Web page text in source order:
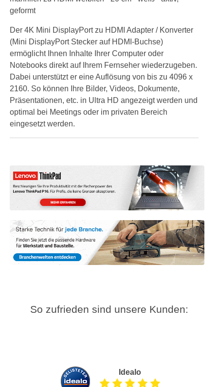
geformt
Der 4K Mini DisplayPort zu HDMI Adapter / Konverter
(Mini DisplayPort Stecker auf HDMI-Buchse)
ermöglicht Ihnen Inhalte Ihrer Computer oder
Notebooks direkt auf Ihrem Fernseher wiederzugeben.
Dabei unterstützt er eine Auflösung von bis zu 4096 x
2160. So können Ihre Bilder, Videos, Dokumente,
Präsentationen, etc. in Ultra HD angezeigt werden und
optimal bei Meetings oder im privaten Bereich
eingesetzt werden.
So zufrieden sind unsere Kunden:
Idealo